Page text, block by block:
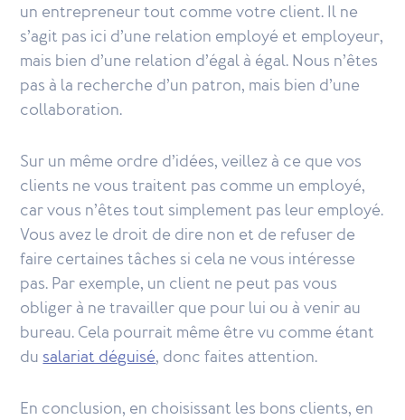
un entrepreneur tout comme votre client. Il ne
s’agit pas ici d’une relation employé et employeur,
mais bien d’une relation d’égal à égal. Nous n’êtes
pas à la recherche d’un patron, mais bien d’une
collaboration.
Sur un même ordre d’idées, veillez à ce que vos
clients ne vous traitent pas comme un employé,
car vous n’êtes tout simplement pas leur employé.
Vous avez le droit de dire non et de refuser de
faire certaines tâches si cela ne vous intéresse
pas. Par exemple, un client ne peut pas vous
obliger à ne travailler que pour lui ou à venir au
bureau. Cela pourrait même être vu comme étant
dusalariat déguisé, donc faites attention.
En conclusion, en choisissant les bons clients, en